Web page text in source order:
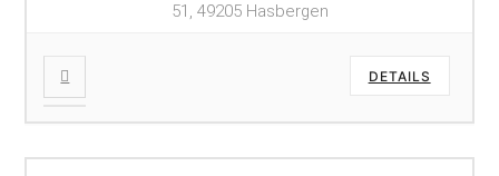
51, 49205 Hasbergen
DETAILS